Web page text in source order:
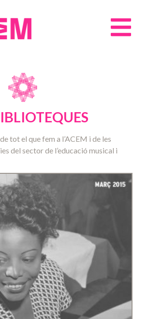
tot el que fem a l’ACEM i de les
del sector de l’educació musical i